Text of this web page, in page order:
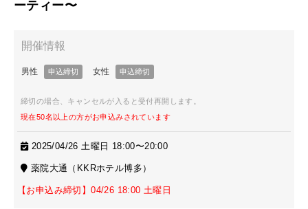
ーティー〜
締切の場合、キャンセルが入ると受付再開します。
現在50名以上の方がお申込みされています
2025/04/26 土曜日 18:00〜20:00
薬院大通（KKRホテル博多）
【お申込み締切】04/26 18:00 土曜日